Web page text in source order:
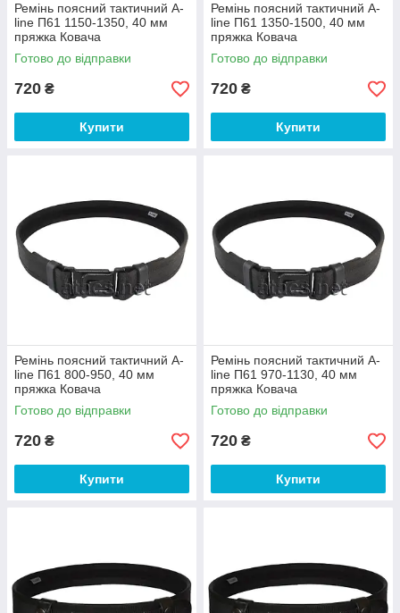
Ремінь поясний тактичний A-
line П61 1150-1350, 40 мм
пряжка Ковача
Готово до відправки
720 ₴
Купити
Ремінь поясний тактичний A-
line П61 1350-1500, 40 мм
пряжка Ковача
Готово до відправки
720 ₴
Купити
Ремінь поясний тактичний A-
line П61 800-950, 40 мм
пряжка Ковача
Готово до відправки
720 ₴
Купити
Ремінь поясний тактичний A-
line П61 970-1130, 40 мм
пряжка Ковача
Готово до відправки
720 ₴
Купити